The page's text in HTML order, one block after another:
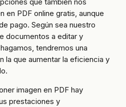
que también nos
en PDF online gratis, aunque
pago. Según sea nuestro
documentos a editar y
tendremos una
la que aumentar la eficiencia y
imagen en PDF hay
prestaciones y